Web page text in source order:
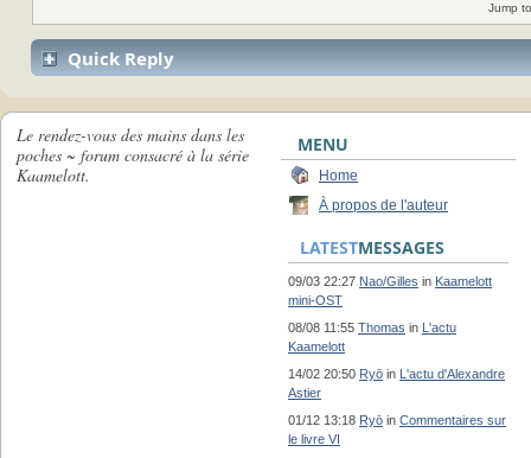
Jump
Quick Reply
Le rendez-vous des mains dans les
poches ~ forum consacré à la série
Kaamelott.
MENU
Home
À propos de l'auteur
LATESTMESSAGES
09/03 22:27 Nao/Gilles in Kaamelott
mini-OST
08/08 11:55 Thomas in L'actu
Kaamelott
14/02 20:50 Ryō in L'actu d'Alexandre
Astier
01/12 13:18 Ryō in Commentaires sur
le livre VI